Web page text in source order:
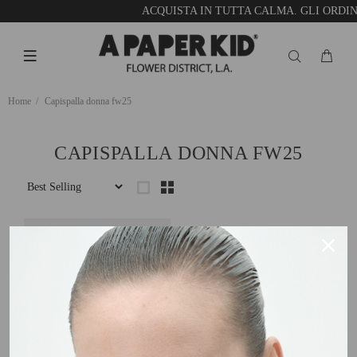
ACQUISTA IN TUTTA CALMA. GLI
Home Capispalla donna fw25
CAPISPALLA DONNA FW25